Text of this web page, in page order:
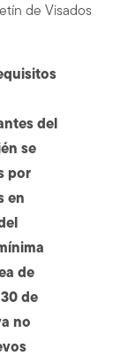
de Visados
del
se
por
en
de
de
no